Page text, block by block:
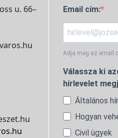
u. 66–
Email cím:
Adja meg az email
Válassza ki
hírlevelet
Általános
Hogyan
Civil ügyek